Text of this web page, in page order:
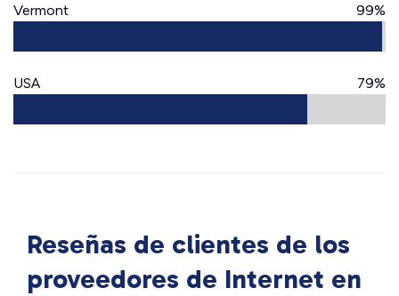
Vermont 99%
USA 79%
Reseñas de clientes de los
proveedores de Internet en